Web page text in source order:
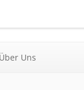
Über Uns